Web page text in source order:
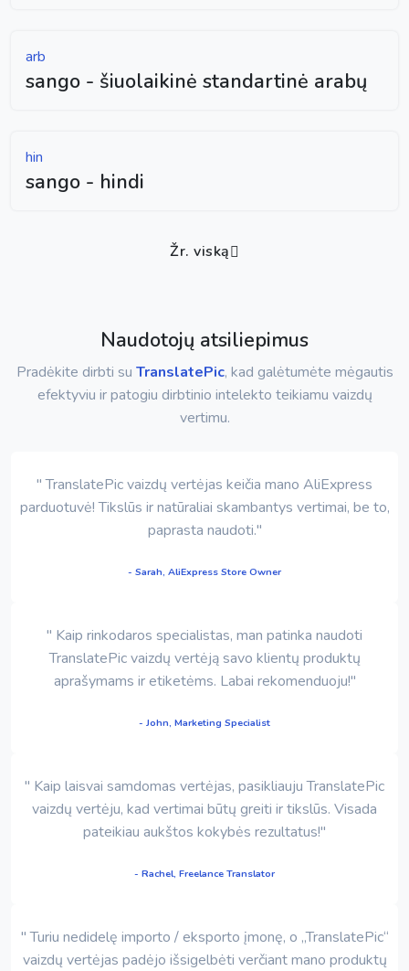
arb
sango - šiuolaikinė standartinė arabų
hin
sango - hindi
Žr. viską
Naudotojų atsiliepimus
Pradėkite dirbti su TranslatePic, kad galėtumėte mėgautis
efektyviu ir patogiu dirbtinio intelekto teikiamu vaizdų
vertimu.
" TranslatePic vaizdų vertėjas keičia mano AliExpress
parduotuvė! Tikslūs ir natūraliai skambantys vertimai, be to,
paprasta naudoti."
- Sarah, AliExpress Store Owner
" Kaip rinkodaros specialistas, man patinka naudoti
TranslatePic vaizdų vertėją savo klientų produktų
aprašymams ir etiketėms. Labai rekomenduoju!"
- John, Marketing Specialist
" Kaip laisvai samdomas vertėjas, pasikliauju TranslatePic
vaizdų vertėju, kad vertimai būtų greiti ir tikslūs. Visada
pateikiau aukštos kokybės rezultatus!"
- Rachel, Freelance Translator
" Turiu nedidelę importo / eksporto įmonę, o „TranslatePic“
vaizdų vertėjas padėjo išsigelbėti verčiant mano produktų